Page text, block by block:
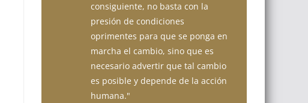
consiguiente, no basta con la
presión de condiciones
oprimentes para que se ponga en
marcha el cambio, sino que es
necesario advertir que tal cambio
es posible y depende de la acción
humana."